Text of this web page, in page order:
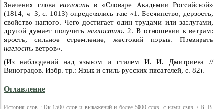
Значения слова наглость в «Словаре Академии Российской»
(1814, ч. 3, с. 1013) определялись так: «1. Бесчинство, дерзость,
свойство наглого. Чего достигает один трудами или заслугами,
другой думает получить наглостию. 2. В отношении к ветрам:
ярость, сильное стремление, жестокий порыв. Презирать
наглость ветров».
(Из наблюдений над языком и стилем И. И. Дмитриева //
Виноградов. Избр. тр.: Язык и стиль русских писателей, с. 82).
Оглавление
История слов : Ок.1500 слов и выражений и более 5000 слов, с ними связ. / В. В.